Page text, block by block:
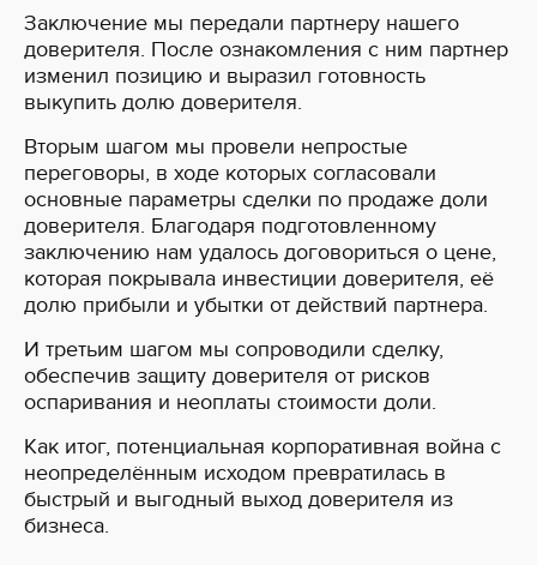
Заключение мы передали партнеру нашего
доверителя. После ознакомления с ним партнер
изменил позицию и выразил готовность
выкупить долю доверителя.
Вторым шагом мы провели непростые
переговоры, в ходе которых согласовали
основные параметры сделки по продаже доли
доверителя. Благодаря подготовленному
заключению нам удалось договориться о цене,
которая покрывала инвестиции доверителя, её
долю прибыли и убытки от действий партнера.
И третьим шагом мы сопроводили сделку,
обеспечив защиту доверителя от рисков
оспаривания и неоплаты стоимости доли.
Как итог, потенциальная корпоративная война с
неопределённым исходом превратилась в
быстрый и выгодный выход доверителя из
бизнеса.